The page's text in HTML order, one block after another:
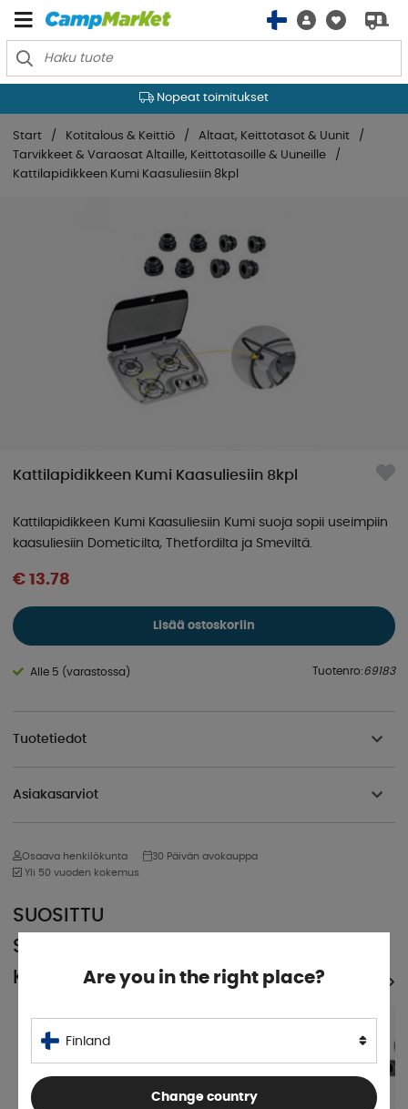
Nopeat toimitukset
Start Kotitalous & Keittiö
Altaat, Keittotasot & Uunit
Tarvikkeet & Varaosat Altaille, Keittotasoille & Uuneille
Kattilapidikkeen Kumi Kaasuliesiin 8kpl
Kattilapidikkeen Kumi Kaasuliesiin 8kpl
Kattilapidikkeen Kumi Kaasuliesiin Kumi suoja sopii useimpiin
kaasuliesiin Dometicilta, Thetfordilta ja Smeviltä.
€ 13.78
Lisää ostoskoriin
Alle 5 (varastossa) Tuotenro:69183
Tuotetiedot
Asiakasarviot
Osaava henkilökunta
30 Päivän avokauppa
Yli 50 vuoden kokemus
SUOSITTU
SAMASSA
KATEGORIASSA
KATSO KAIKKI TUOTTEET
Are you in the right place?
Finland
Change country